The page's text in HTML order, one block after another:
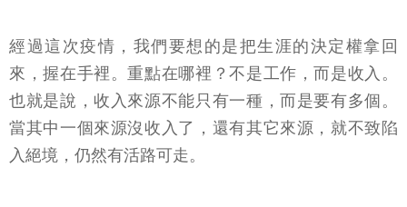
經過這次疫情，我們要想的是把生涯的決定權拿回
來，握在手裡。重點在哪裡？不是工作，而是收入。
也就是說，收入來源不能只有一種，而是要有多個。
當其中一個來源沒收入了，還有其它來源，就不致陷
入絕境，仍然有活路可走。